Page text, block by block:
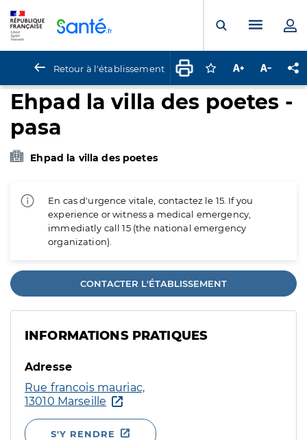
Ouvrir laMenu
Retour à l'établissement Connectez-vous
Augmenter la
Ehpad la villa des poetes -
pasa
Ehpad la villa des poetes
En cas d'urgence vitale, contactez le 15. If you
experience or witness a medical emergency,
immediatly call 15 (the national emergency
organization).
CONTACTER L'ÉTABLISSEMENT
INFORMATIONS PRATIQUES
Adresse
Rue francois mauriac,
13010 Marseille
S'Y RENDRE